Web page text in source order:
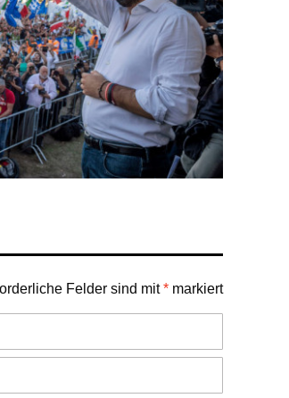
Felder sind mit* markiert